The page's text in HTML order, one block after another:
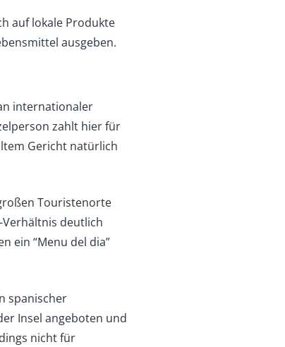
auf lokale Produkte
ausgeben.
internationaler
zahlt hier für
Gericht natürlich
Touristenorte
deutlich
ein “Menu del dia”
spanischer
Insel angeboten und
nicht für